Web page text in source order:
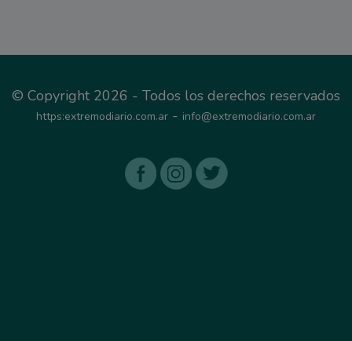
© Copyright 2026 - Todos los derechos reservados
https:extremodiario.com.ar - info@extremodiario.com.ar